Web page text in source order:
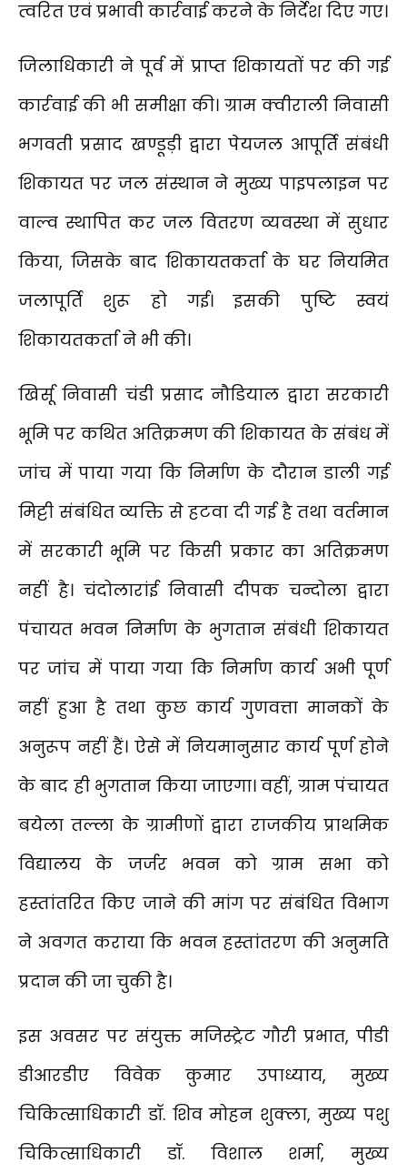
त्वरित एवं प्रभावी कार्रवाई करने के निर्देश दिए गए।
जिलाधिकारी ने पूर्व में प्राप्त शिकायतों पर की गई
कार्रवाई की भी समीक्षा की। ग्राम क्वीराली निवासी
भगवती प्रसाद खण्डूड़ी द्वारा पेयजल आपूर्ति संबंधी
शिकायत पर जल संस्थान ने मुख्य पाइपलाइन पर
वाल्व स्थापित कर जल वितरण व्यवस्था में सुधार
किया, जिसके बाद शिकायतकर्ता के घर नियमित
जलापूर्ति शुरू हो गई। इसकी पुष्टि स्वयं
शिकायतकर्ता ने भी की।
खिर्सू निवासी चंडी प्रसाद नौडियाल द्वारा सरकारी
भूमि पर कथित अतिक्रमण की शिकायत के संबंध में
जांच में पाया गया कि निर्माण के दौरान डाली गई
मिट्टी संबंधित व्यक्ति से हटवा दी गई है तथा वर्तमान
में सरकारी भूमि पर किसी प्रकार का अतिक्रमण
नहीं है। चंदोलारांई निवासी दीपक चन्दोला द्वारा
पंचायत भवन निर्माण के भुगतान संबंधी शिकायत
पर जांच में पाया गया कि निर्माण कार्य अभी पूर्ण
नहीं हुआ है तथा कुछ कार्य गुणवत्ता मानकों के
अनुरूप नहीं हैं। ऐसे में नियमानुसार कार्य पूर्ण होने
के बाद ही भुगतान किया जाएगा। वहीं, ग्राम पंचायत
बयेला तल्ला के ग्रामीणों द्वारा राजकीय प्राथमिक
विद्यालय के जर्जर भवन को ग्राम सभा को
हस्तांतरित किए जाने की मांग पर संबंधित विभाग
ने अवगत कराया कि भवन हस्तांतरण की अनुमति
प्रदान की जा चुकी है।
इस अवसर पर संयुक्त मजिस्ट्रेट गौरी प्रभात, पीडी
डीआरडीए विवेक कुमार उपाध्याय, मुख्य
चिकित्साधिकारी डॉ. शिव मोहन शुक्ला, मुख्य पशु
चिकित्साधिकारी डॉ. विशाल शर्मा, मुख्य